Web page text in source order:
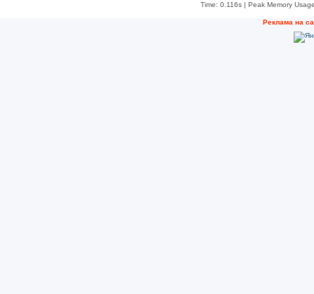
Time: 0.116s | Peak Memory
Рeклама на